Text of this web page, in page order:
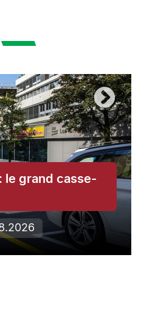
le grand casse-